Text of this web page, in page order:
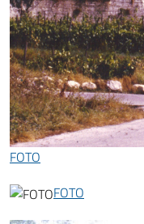
FOTO
FOTO